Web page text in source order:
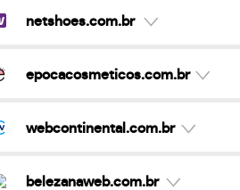
netshoes.com.br
epocacosmeticos.com.br
webcontinental.com.br
belezanaweb.com.br